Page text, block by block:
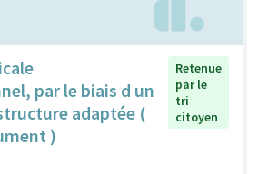
par le biais d un
adaptée (
)
Retenue
par le
tri
citoyen